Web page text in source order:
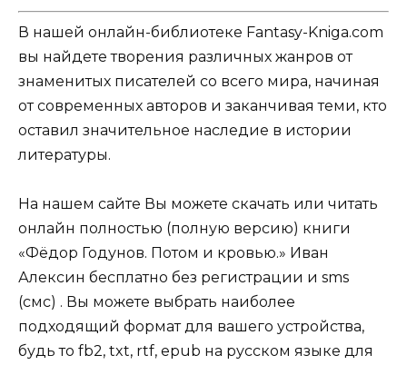
В нашей онлайн-библиотеке Fantasy-Kniga.com
вы найдете творения различных жанров от
знаменитых писателей со всего мира, начиная
от современных авторов и заканчивая теми, кто
оставил значительное наследие в истории
литературы.
На нашем сайте Вы можете скачать или читать
онлайн полностью (полную версию) книги
«Фёдор Годунов. Потом и кровью.» Иван
Алексин бесплатно без регистрации и sms
(смс) . Вы можете выбрать наиболее
подходящий формат для вашего устройства,
будь то fb2, txt, rtf, epub на русском языке для